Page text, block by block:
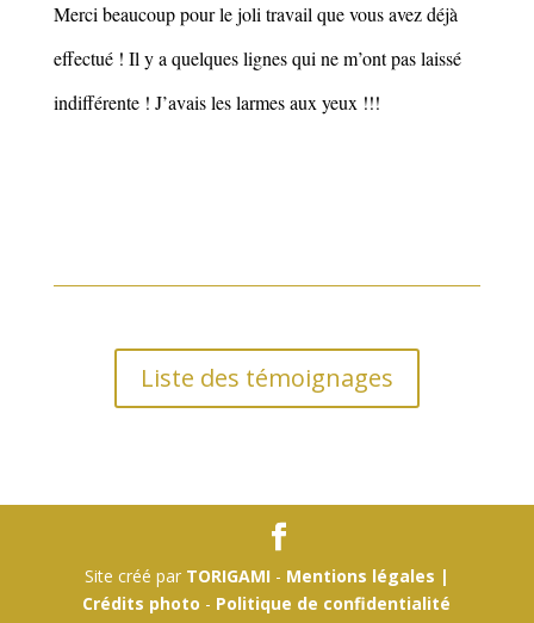
Merci beaucoup pour le joli travail que vous avez déjà
effectué ! Il y a quelques lignes qui ne m’ont pas laissé
indifférente ! J’avais les larmes aux yeux !!!
Liste des témoignages
Site créé par TORIGAMI- Mentions légales |
Crédits photo - Politique de confidentialité